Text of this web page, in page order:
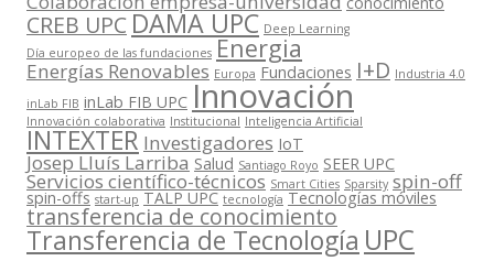
CREB UPC DAMA UPC Deep Learning
Día europeo de las fundaciones Energia
Energías Renovables Europa Fundaciones I+D Industria 4.0
inLab FIB inLab FIB UPC Innovación
Innovación colaborativa Institucional Inteligencia Artificial
INTEXTER Investigadores IoT
Josep Lluís Larriba Salud Santiago Royo SEER UPC
Servicios científico-técnicos Smart Cities Sparsity spin-off
spin-offs start-up TALP UPC tecnología Tecnologías móviles
transferencia de conocimiento
Transferencia de Tecnología UPC